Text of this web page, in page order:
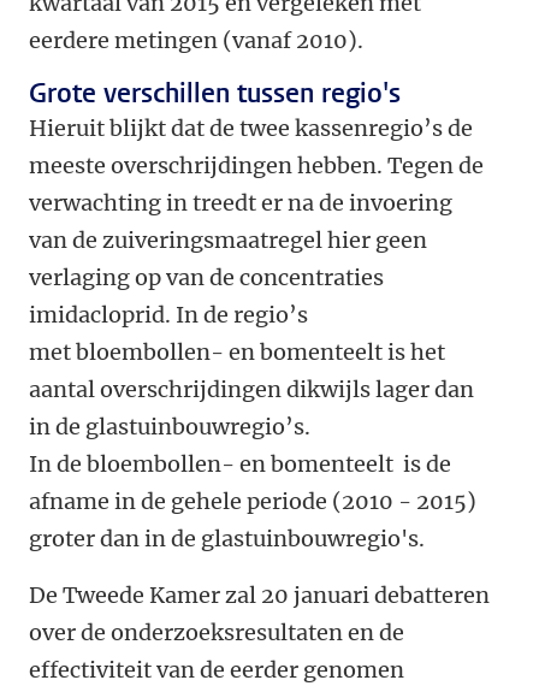
eerdere metingen (vanaf 2010).
Grote verschillen tussen regio's
Hieruit blijkt dat de twee kassenregio’s de
meeste overschrijdingen hebben. Tegen de
verwachting in treedt er na de invoering
van de zuiveringsmaatregel hier geen
verlaging op van de concentraties
imidacloprid. In de regio’s
met bloembollen- en bomenteelt is het
aantal overschrijdingen dikwijls lager dan
in de glastuinbouwregio’s.
In de bloembollen- en bomenteelt is de
afname in de gehele periode (2010 - 2015)
groter dan in de glastuinbouwregio's.
De Tweede Kamer zal 20 januari debatteren
over de onderzoeksresultaten en de
effectiviteit van de eerder genomen